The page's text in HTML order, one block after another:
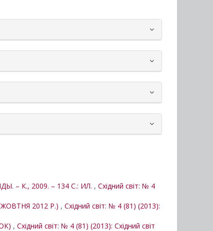
– К., 2009. – 134 С.: ИЛ. , Східний світ: № 4
2012 Р.) , Східний світ: № 4 (81) (2013):
, Східний світ: № 4 (81) (2013): Східний світ